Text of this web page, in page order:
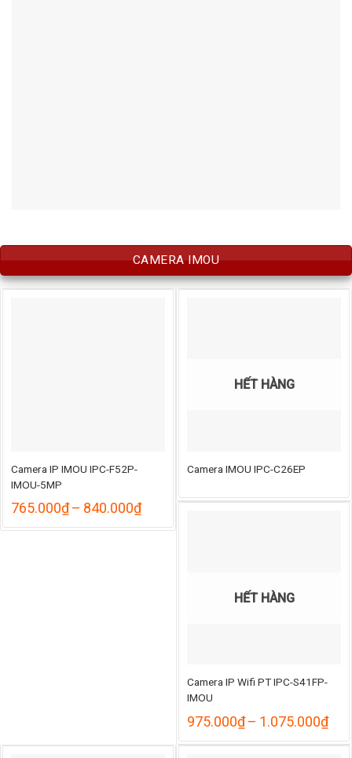
CAMERA IMOU
Camera IP IMOU IPC-F52P-
IMOU-5MP
765.000₫– 840.000₫Khoảng
từ
HẾT HÀNG
Camera IMOU IPC-C26EP
HẾT HÀNG
Camera IP Wifi PT IPC-S41FP-
IMOU
975.000₫– 1.075.000₫
giá:
từ